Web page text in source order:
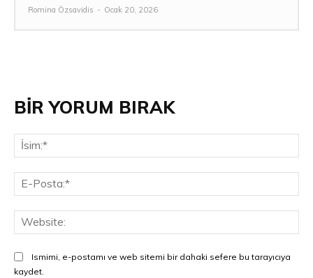
Romina Özsavidis - Ocak 20, 2026
BİR YORUM BIRAK
Ismimi, e-postamı ve web sitemi bir dahaki sefere bu tarayıcıya
kaydet.